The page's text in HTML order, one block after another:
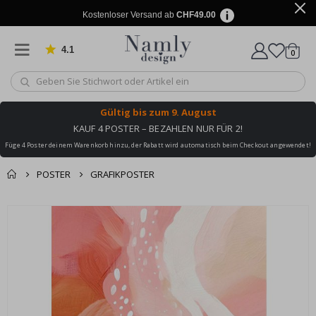
Kostenloser Versand ab CHF49.00
4.1 von 1032 Bewertungen
Wagen
0
Gültig bis zum 9. August
KAUF 4 POSTER – BEZAHLEN NUR FÜR 2!
Füge 4 Poster deinem Warenkorb hinzu, der Rabatt wird automatisch beim Checkout angewendet!
POSTER GRAFIKPOSTER
Zusammen gekaufte